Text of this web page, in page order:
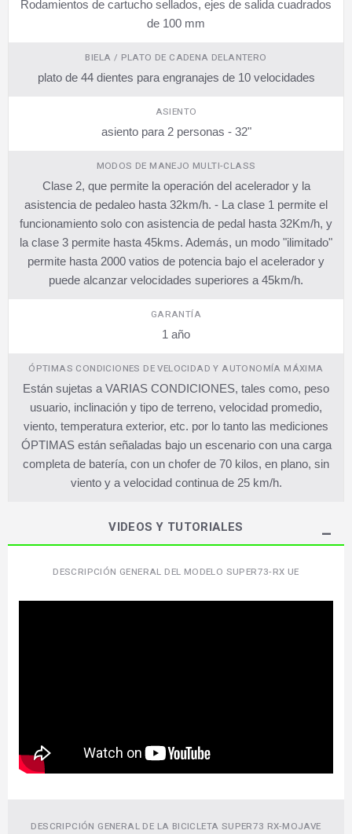
Rodamientos de cartucho sellados, ejes de salida cuadrados
de 100 mm
BIELA / PLATO DE CADENA DELANTERO
plato de 44 dientes para engranajes de 10 velocidades
ASIENTO
asiento para 2 personas - 32"
MODOS DE MANEJO MULTI-CLASS
Clase 2, que permite la operación del acelerador y la
asistencia de pedaleo hasta 32km/h. - La clase 1 permite el
funcionamiento solo con asistencia de pedal hasta 32Km/h, y
la clase 3 permite hasta 45kms. Además, un modo "ilimitado"
permite hasta 2000 vatios de potencia bajo el acelerador y
puede alcanzar velocidades superiores a 45km/h.
GARANTÍA
1 año
ÓPTIMAS CONDICIONES DE VELOCIDAD Y AUTONOMÍA MÁXIMA
Están sujetas a VARIAS CONDICIONES, tales como, peso
usuario, inclinación y tipo de terreno, velocidad promedio,
viento, temperatura exterior, etc. por lo tanto las mediciones
ÓPTIMAS están señaladas bajo un escenario con una carga
completa de batería, con un chofer de 70 kilos, en plano, sin
viento y a velocidad continua de 25 km/h.
VIDEOS Y TUTORIALES
DESCRIPCIÓN GENERAL DEL MODELO SUPER73-RX UE
DESCRIPCIÓN GENERAL DE LA BICICLETA SUPER73 RX-MOJAVE